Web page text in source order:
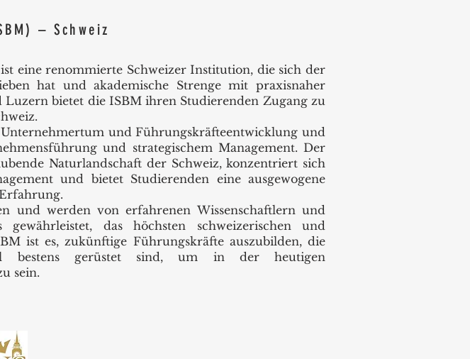
– Schweiz
eine renommierte Schweizer Institution, die sich der
hat und akademische Strenge mit praxisnaher
bietet die ISBM ihren Studierenden Zugang zu
und Führungskräfteentwicklung und
und strategischem Management. Der
Naturlandschaft der Schweiz, konzentriert sich
und bietet Studierenden eine ausgewogene
und werden von erfahrenen Wissenschaftlern und
das höchsten schweizerischen und
ist es, zukünftige Führungskräfte auszubilden, die
bestens gerüstet sind, um in der heutigen
sein.